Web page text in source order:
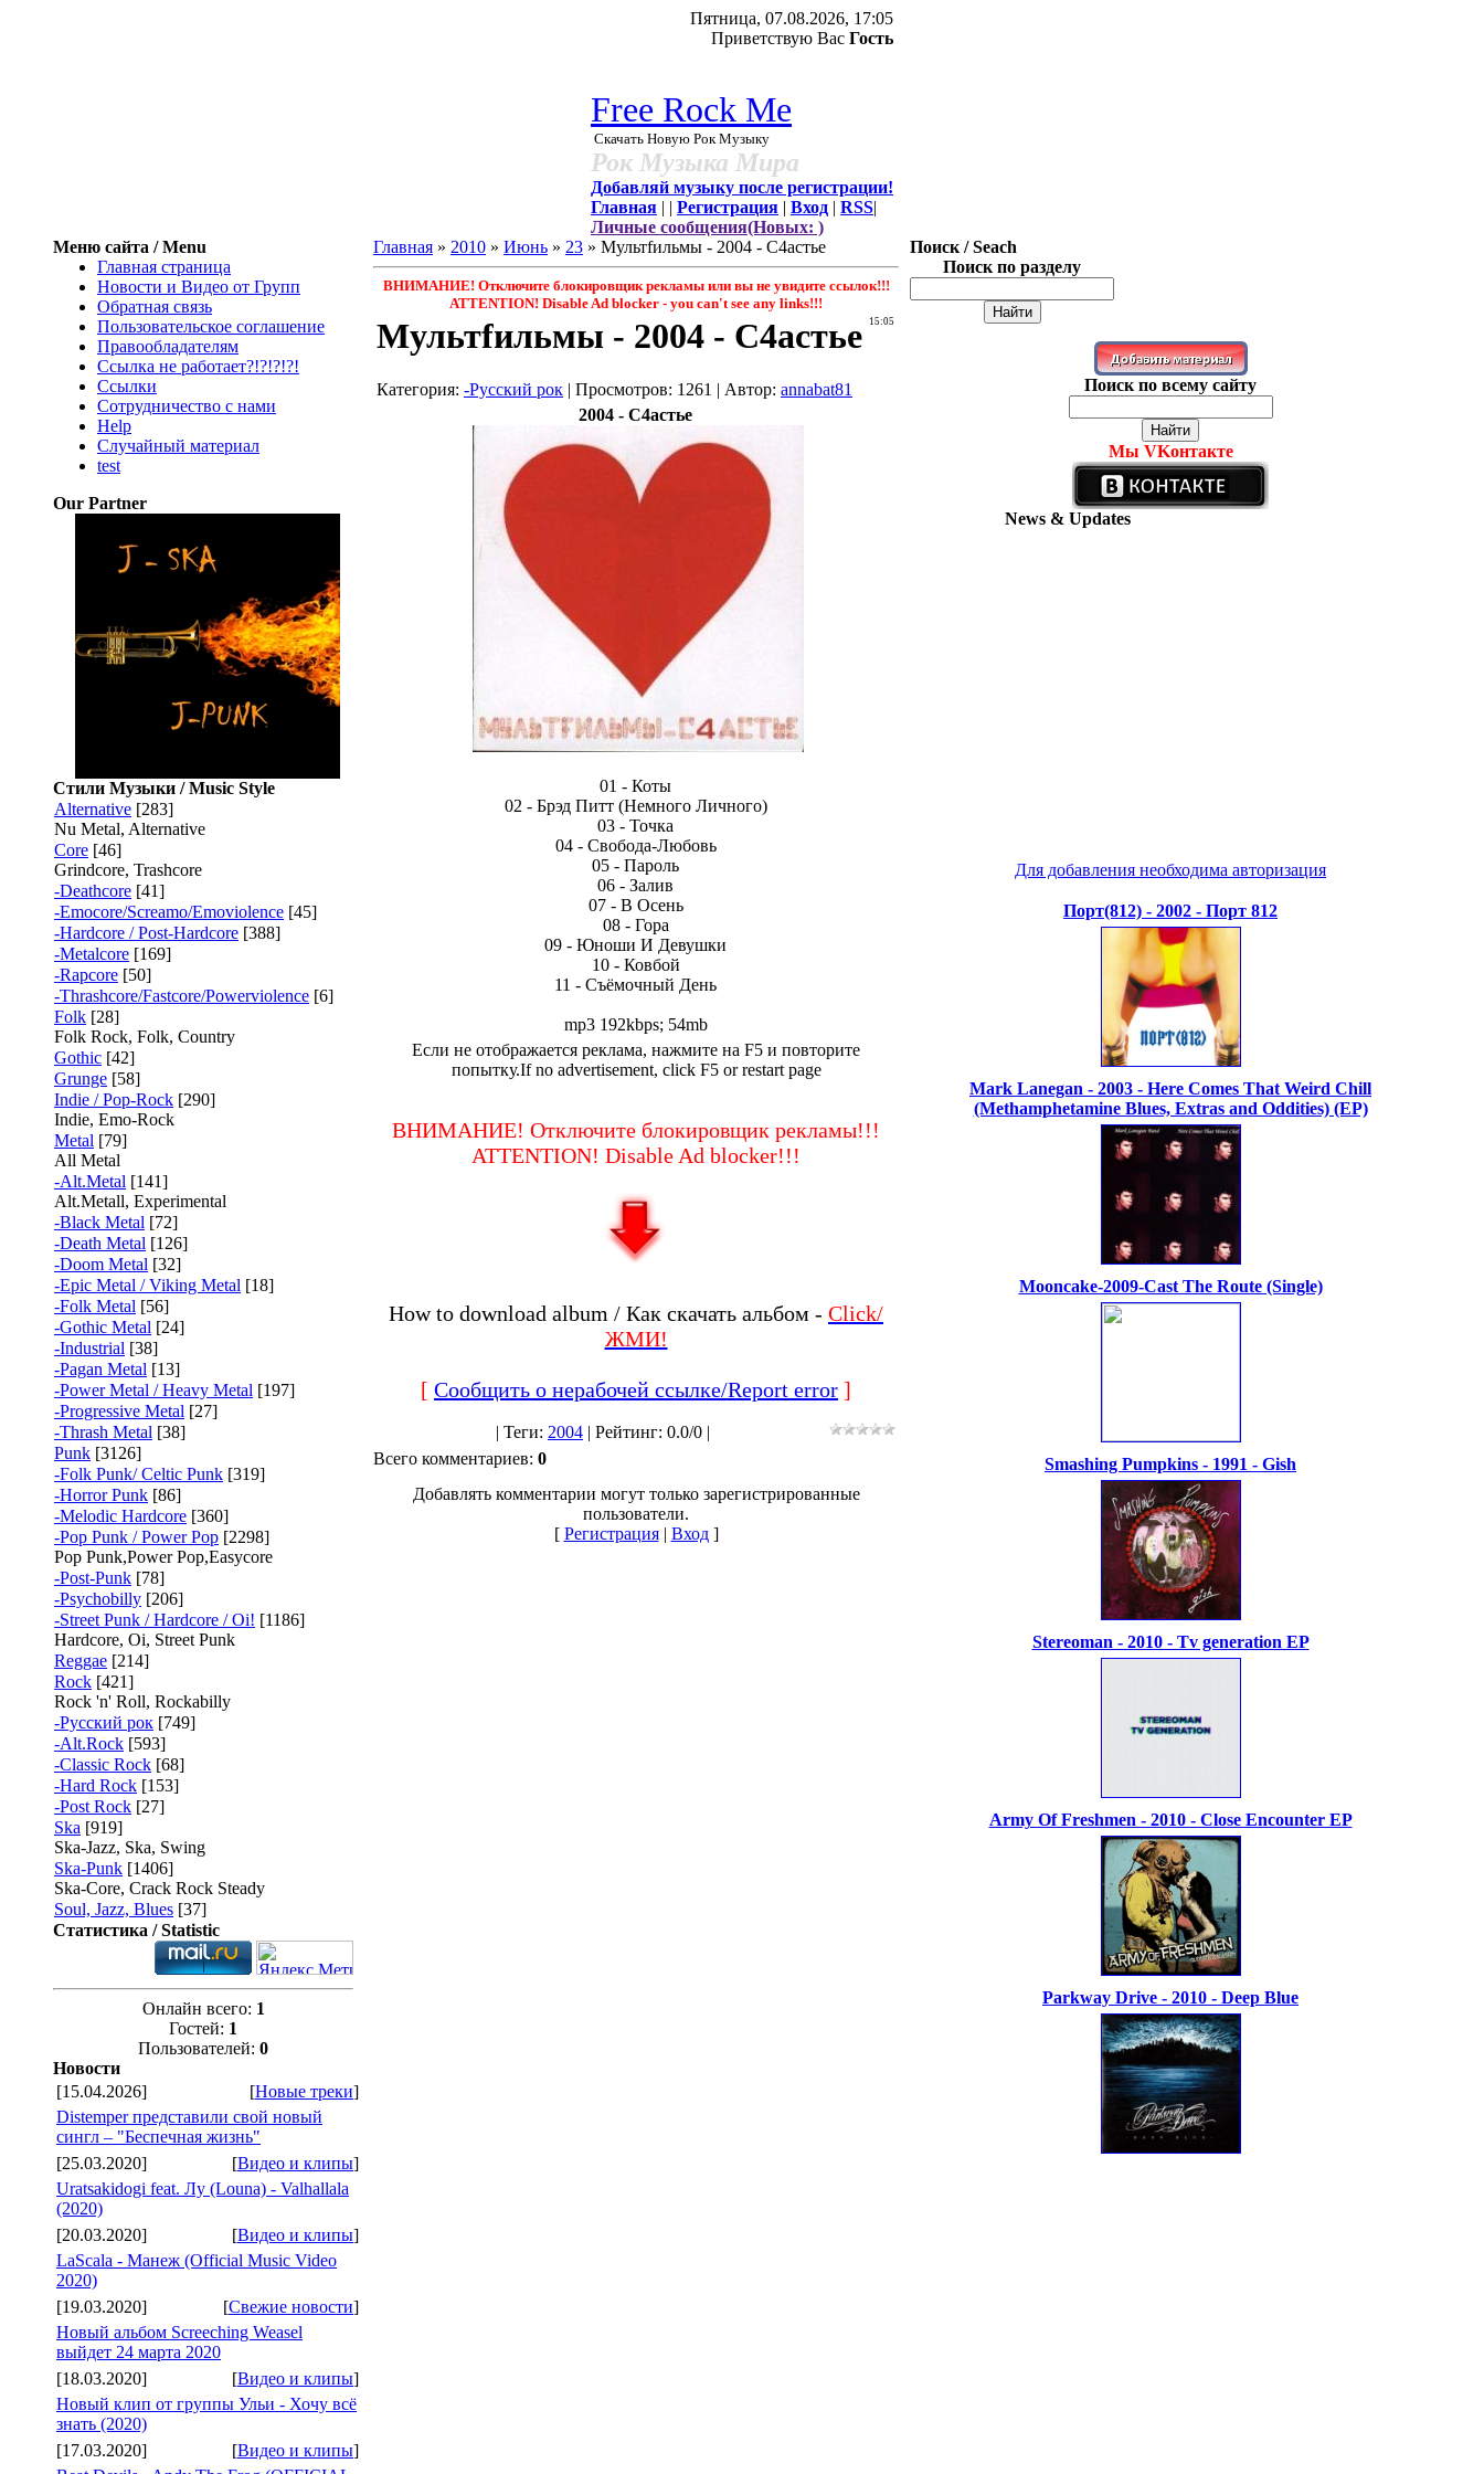
Пятница, 07.08.2026, 17:05
Приветствую Вас Гость
Free Rock Me
Скачать Новую Рок Музыку
Рок Музыка Мира
Добавляй музыку после регистрации!
Главная | | Регистрация | Вход | RSS|
Личные сообщения(Новых: )
Меню сайта / Menu
Главная страница
Новости и Видео от Групп
Обратная связь
Пользовательское соглашение
Правообладателям
Ссылка не работает?!?!?!?!
Ссылки
Сотрудничество с нами
Help
Cлучайный материал
test
Our Partner
Стили Музыки / Music Style
Alternative [283]
Nu Metal, Alternative
Core [46]
Grindcore, Trashcore
-Deathcore [41]
-Emocore/Screamo/Emoviolence [45]
-Hardcore / Post-Hardcore [388]
-Metalcore [169]
-Rapcore [50]
-Thrashcore/Fastcore/Powerviolence [6]
Folk [28]
Folk Rock, Folk, Country
Gothic [42]
Grunge [58]
Indie / Pop-Rock [290]
Indie, Emo-Rock
Metal [79]
All Metal
-Alt.Metal [141]
Alt.Metall, Experimental
-Black Metal [72]
-Death Metal [126]
-Doom Metal [32]
-Epic Metal / Viking Metal [18]
-Folk Metal [56]
-Gothic Metal [24]
-Industrial [38]
-Pagan Metal [13]
-Power Metal / Heavy Metal [197]
-Progressive Metal [27]
-Thrash Metal [38]
Punk [3126]
-Folk Punk/ Celtic Punk [319]
-Horror Punk [86]
-Melodic Hardcore [360]
-Pop Punk / Power Pop [2298]
Pop Punk,Power Pop,Easycore
-Post-Punk [78]
-Psychobilly [206]
-Street Punk / Hardcore / Oi! [1186]
Hardcore, Oi, Street Punk
Reggae [214]
Rock [421]
Rock 'n' Roll, Rockabilly
-Русский рок [749]
-Alt.Rock [593]
-Classic Rock [68]
-Hard Rock [153]
-Post Rock [27]
Ska [919]
Ska-Jazz, Ska, Swing
Ska-Punk [1406]
Ska-Core, Crack Rock Steady
Soul, Jazz, Blues [37]
Статистика / Statistic
Онлайн всего: 1
Гостей: 1
Пользователей: 0
Новости
[15.04.2026]
[Новые треки]
Distemper представили свой новый
сингл – "Беспечная жизнь"
[25.03.2020]
[Видео и клипы]
Uratsakidogi feat. Лу (Louna) - Valhallala
(2020)
[20.03.2020]
[Видео и клипы]
LaScala - Манеж (Official Music Video
2020)
[19.03.2020]
[Свежие новости]
Новый альбом Screeching Weasel
выйдет 24 марта 2020
[18.03.2020]
[Видео и клипы]
Новый клип от группы Ульи - Хочу всё
знать (2020)
[17.03.2020]
[Видео и клипы]
Главная » 2010 » Июнь » 23 » Мультfильмы - 2004 - С4астье
ВНИМАНИЕ! Отключите блокировщик рекламы или вы не увидите ссылок!!!
ATTENTION! Disable Ad blocker - you саn't see any links!!!
15:05
Мультfильмы - 2004 - С4астье
Категория: -Русский рок | Просмотров: 1261 | Автор: annabat81
2004 - С4астье
01 - Коты
02 - Брэд Питт (Немного Личного)
03 - Точка
04 - Свобода-Любовь
05 - Пароль
06 - Залив
07 - В Осень
08 - Гора
09 - Юноши И Девушки
10 - Ковбой
11 - Съёмочный День
mp3 192kbps; 54mb
Если не отображается реклама, нажмите на F5 и повторите
попытку.If no advertisement, click F5 or restart page
ВНИМАНИЕ! Отключите блокировщик рекламы!!!
ATTENTION! Disable Ad blocker!!!
How to download album / Как скачать альбом - Click/
ЖМИ!
[ Сообщить о нерабочей ссылке/Report error ]
| Теги: 2004 | Рейтинг: 0.0/0 |
Всего комментариев: 0
Добавлять комментарии могут только зарегистрированные
пользователи.
[ Регистрация| Вход]
Поиск / Seach
Поиск по разделу
Поиск по всему сайту
Мы VKонтакте
News & Updates
Для добавления необходима авторизация
Порт(812) - 2002 - Порт 812
Mark Lanegan - 2003 - Here Comes That Weird Chill
(Methamphetamine Blues, Extras and Oddities) (EP)
Mooncake-2009-Cast The Route (Single)
Smashing Pumpkins - 1991 - Gish
Stereoman - 2010 - Tv generation EP
Army Of Freshmen - 2010 - Close Encounter EP
Parkway Drive - 2010 - Deep Blue